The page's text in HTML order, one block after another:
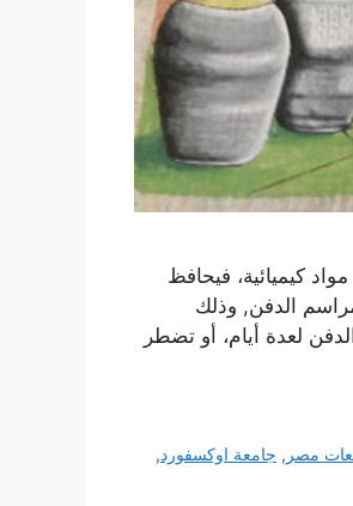
كيميائية، فيحافظ
الدفن, وذلك
لعدة أيام، أو تضطر
مصر , جامعة اوكسفورد,